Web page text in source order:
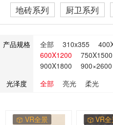
地砖系列 厨卫系列
产品规格 全部 310x355
600X1200
750X1500
900X1800
900×2600
光泽度
全部 亮光 柔光
VR全景 VR